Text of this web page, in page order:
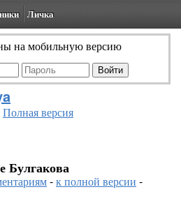
Личка
на мобильную версию
Полная версия
Булгакова
-к полной версии -